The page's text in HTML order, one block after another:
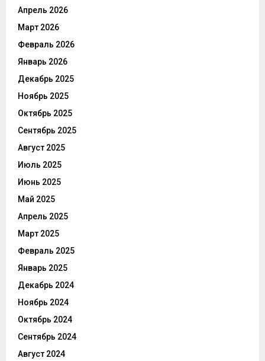
Апрель 2026
Март 2026
Февраль 2026
Январь 2026
Декабрь 2025
Ноябрь 2025
Октябрь 2025
Сентябрь 2025
Август 2025
Июль 2025
Июнь 2025
Май 2025
Апрель 2025
Март 2025
Февраль 2025
Январь 2025
Декабрь 2024
Ноябрь 2024
Октябрь 2024
Сентябрь 2024
Август 2024